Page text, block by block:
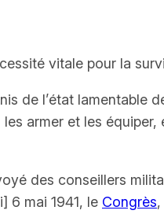
vitale pour la
de l’état lamentable
armer et les
des conseillers
6 mai 1941, le Congrès